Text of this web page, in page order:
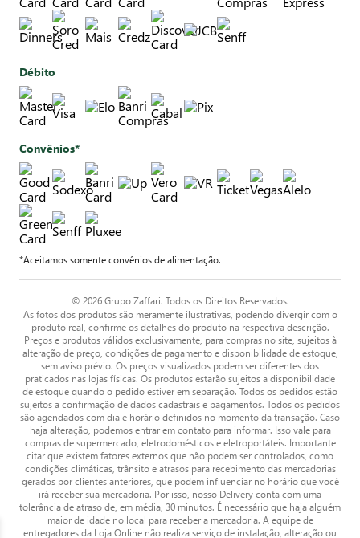
Débito
Convênios*
*Aceitamos somente convênios de alimentação.
© 2026 Grupo Zaffari. Todos os Direitos Reservados.
As fotos dos produtos são meramente ilustrativas, podendo divergir com o
produto real, confirme os detalhes do produto na respectiva descrição.
Preços e produtos válidos exclusivamente, para compras no site, sujeitos à
alteração de preço, condições de pagamento e disponibilidade de estoque,
sem aviso prévio. Os preços visualizados podem ser diferentes dos
praticados nas lojas físicas. Os produtos estarão sujeitos a disponibilidade
de estoque quando o pedido estiver em separação. Todos os pedidos estão
sujeitos a confirmação de dados cadastrais e pagamentos. Todos os pedidos
são agendados com dia e horário definidos no momento da transação. Caso
haja alteração, podemos entrar em contato para informar. Isso vale para
compras de supermercado, eletrodomésticos e eletroportáteis. Importante
citar que existem fatores externos que não podem ser controlados, como
condições climáticas, trânsito e atrasos para recebimento das mercadorias
gerados por clientes anteriores, que podem influenciar no horário que você
irá receber sua mercadoria. Por isso, nosso Delivery conta com uma
tolerância de atraso de, em média, 30 minutos. É necessário que haja alguém
maior de idade no local para receber a mercadoria. A equipe de
entregadores da Loja Online não realiza serviço de instalação, alteração ou